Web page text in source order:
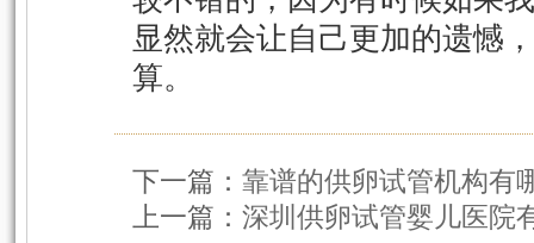
显然就会让自己更加的遗憾
算。
下一篇： 靠谱的供卵试管机构有
上一篇： 深圳供卵试管婴儿医院